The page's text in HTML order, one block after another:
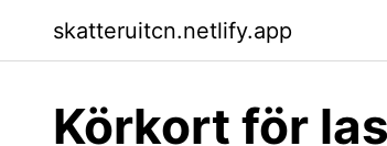
skatteruitcn.netlify.app
Körkort för